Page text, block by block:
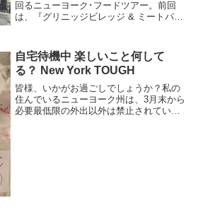
回るニューヨーク･フードツアー。前回
は、『グリニッジビレッジ & ミートパッ
ウアーイーストサイド編』をご紹介しま
す。今回も様々なニ...
自宅待機中 楽しいこと何して
る？ New York TOUGH
皆様、いかがお過ごしでしょうか？私の
住んでいるニューヨーク州は、3月末から
必要最低限の外出以外は禁止されていま